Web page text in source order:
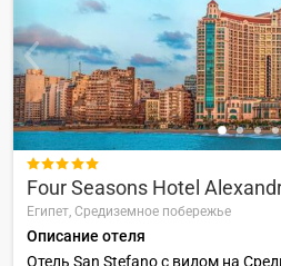

Four Seasons Hotel
Египет, Средиземное побережье
Описание отеля
Отель San Stefano с видом на